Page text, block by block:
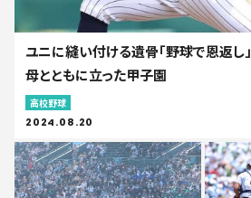
ユニに縫い付ける遺骨「野球で恩返
母とともに立った甲子園
高校野球
2024.08.20